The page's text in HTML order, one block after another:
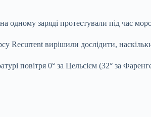
одному заряді протестували під час
Recurrent вирішили дослідити,
повітря 0° за Цельсієм (32° за